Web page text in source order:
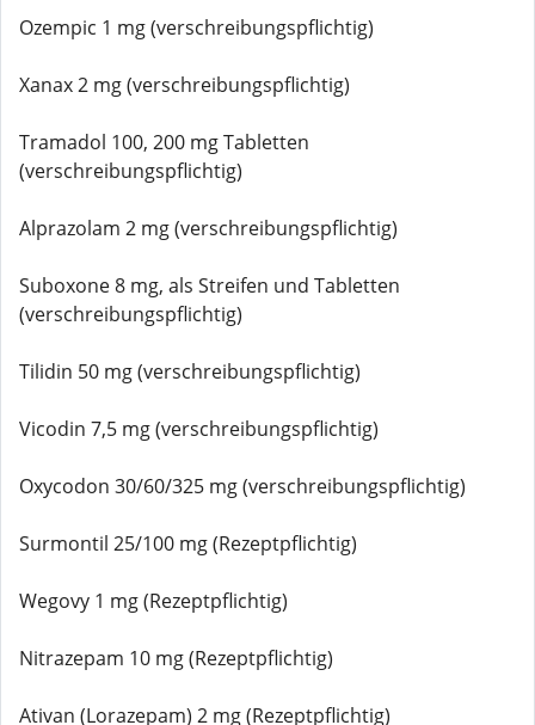
Ozempic 1 mg (verschreibungspflichtig)
Xanax 2 mg (verschreibungspflichtig)
Tramadol 100, 200 mg Tabletten
(verschreibungspflichtig)
Alprazolam 2 mg (verschreibungspflichtig)
Suboxone 8 mg, als Streifen und Tabletten
(verschreibungspflichtig)
Tilidin 50 mg (verschreibungspflichtig)
Vicodin 7,5 mg (verschreibungspflichtig)
Oxycodon 30/60/325 mg (verschreibungspflichtig)
Surmontil 25/100 mg (Rezeptpflichtig)
Wegovy 1 mg (Rezeptpflichtig)
Nitrazepam 10 mg (Rezeptpflichtig)
Ativan (Lorazepam) 2 mg (Rezeptpflichtig)